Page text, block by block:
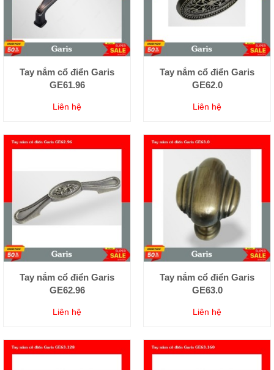
Tay nắm cổ điển Garis
GE61.96
Liên hệ
Tay nắm cổ điển Garis
GE62.0
Liên hệ
Tay nắm cổ điển Garis
GE62.96
Liên hệ
Tay nắm cổ điển Garis
GE63.0
Liên hệ